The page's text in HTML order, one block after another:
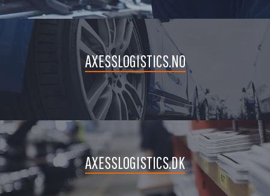
AXESSLOGISTICS.NO
AXESSLOGISTICS.DK